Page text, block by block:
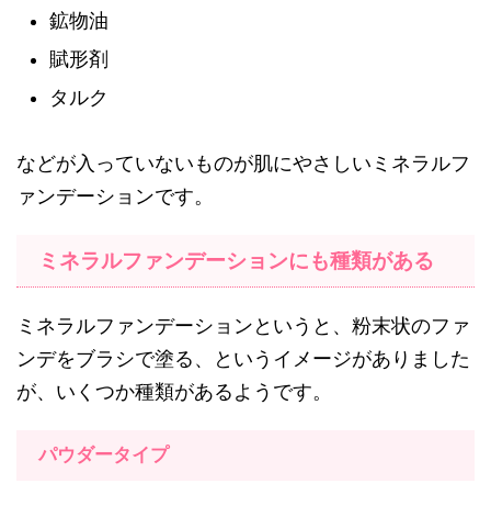
鉱物油
賦形剤
タルク
などが入っていないものが肌にやさしいミネラルフ
ァンデーションです。
ミネラルファンデーションにも種類がある
ミネラルファンデーションというと、粉末状のファ
ンデをブラシで塗る、というイメージがありました
が、いくつか種類があるようです。
パウダータイプ